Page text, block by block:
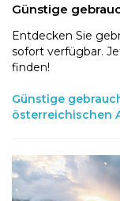
Günstige
Entdecken Sie
sofort verfügbar.
finden!
Günstige
österreichischen